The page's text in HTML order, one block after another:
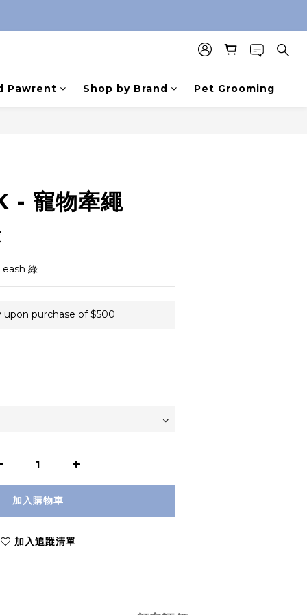
Pawrent Shop by Brand Pet Grooming
- 寵物牽繩
綠
upon purchase of $500
加入購物車
加入追蹤清單